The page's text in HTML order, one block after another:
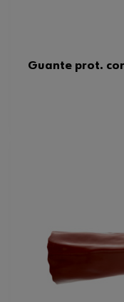
Guante prot.